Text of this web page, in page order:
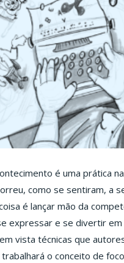
é uma prática
como se sentiram, a
é lançar mão da
expressar e se divertir
vista técnicas que
o conceito de